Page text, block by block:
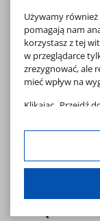
Używamy
pomagają nam
korzystasz z tej
w przeglądarce
zrezygnować, ale
mieć wpływ na
Klikając „Przejdź
naszej stronie.
polityką
klikając w